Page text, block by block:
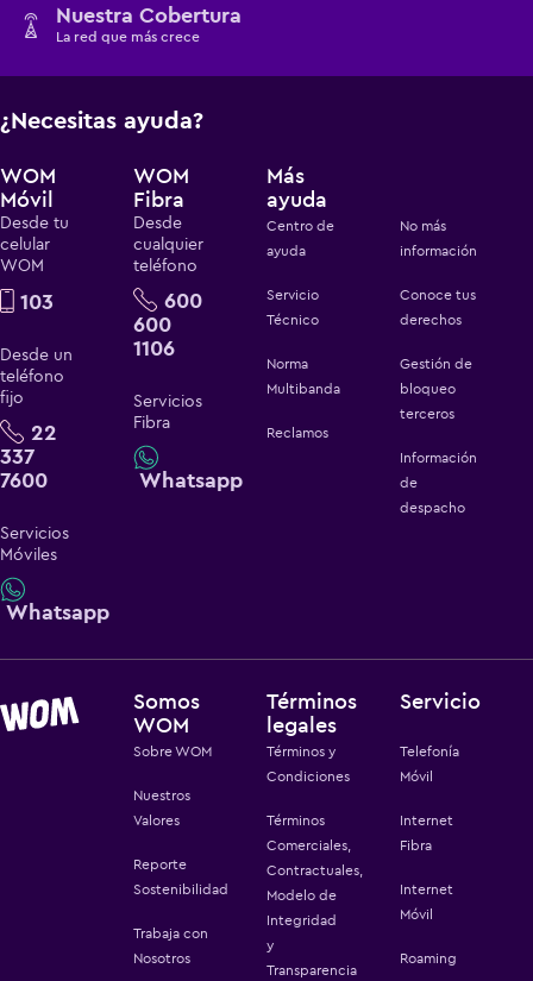
Nuestra Cobertura
La red que más crece
¿Necesitas ayuda?
WOM
Móvil
Desde tu
celular
WOM
103
Desde un
teléfono
fijo
22
337
7600
Servicios
Móviles
Whatsapp
WOM
Fibra
Desde
cualquier
teléfono
600
600
1106
Servicios
Fibra
Whatsapp
Más
ayuda
Centro de
ayuda
Servicio
Técnico
Norma
Multibanda
Reclamos
No más
información
Conoce tus
derechos
Gestión de
bloqueo
terceros
Información
de
despacho
Somos
WOM
Sobre WOM
Nuestros
Valores
Reporte
Sostenibilidad
Trabaja con
Nosotros
Términos
legales
Términos y
Condiciones
Términos
Comerciales,
Contractuales,
Modelo de
Integridad
y
Transparencia
Servicio
Telefonía
Móvil
Internet
Fibra
Internet
Móvil
Roaming